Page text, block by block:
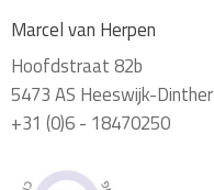
Marcel van Herpen
Hoofdstraat 82b
5473 AS Heeswijk-Dinther
+31 (0)6 - 18470250